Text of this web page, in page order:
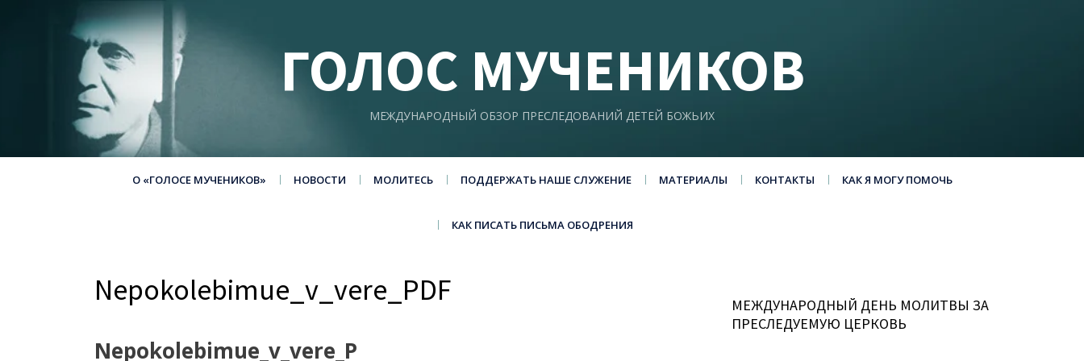
ГОЛОС МУЧЕНИКОВ
МЕЖДУНАРОДНЫЙ ОБЗОР ПРЕСЛЕДОВАНИЙ ДЕТЕЙ БОЖЬИХ
О «ГОЛОСЕ МУЧЕНИКОВ» НОВОСТИ МОЛИТЕСЬ ПОДДЕРЖАТЬ НАШЕ СЛУЖЕНИЕ МАТЕРИАЛЫ КОНТАКТЫ КАК Я МОГУ ПОМОЧЬ
КАК ПИСАТЬ ПИСЬМА ОБОДРЕНИЯ
Nepokolebimue_v_vere_PDF
Nepokolebimue_v_vere_P
МЕЖДУНАРОДНЫЙ ДЕНЬ МОЛИТВЫ ЗА
ПРЕСЛЕДУЕМУЮ ЦЕРКОВЬ